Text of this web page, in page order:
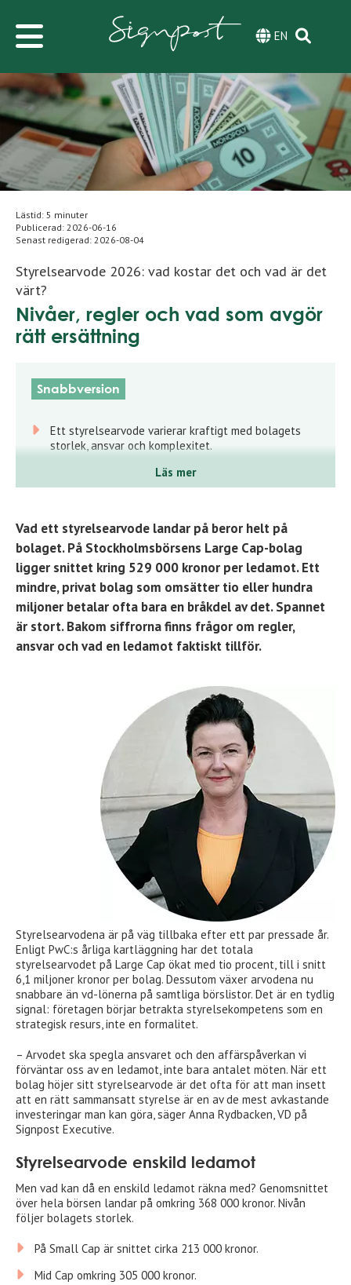
EN
Lästid: 5 minuter
Publicerad: 2026-06-16
Senast redigerad: 2026-08-04
Styrelsearvode 2026: vad kostar det och vad är det
värt?
Nivåer, regler och vad som avgör
rätt ersättning
Snabbversion
Ett styrelsearvode varierar kraftigt med bolagets
storlek, ansvar och komplexitet.
Sätter du nivån fel riskerar du antingen att tappa
rätt kompetens eller att betala för en styrelse som
Koppla därför ersättningen till det ansvar och den
effekt du faktiskt förväntar dig och rekrytera
Läs mer
Vad ett styrelsearvode landar på beror helt på
bolaget. På Stockholmsbörsens Large Cap-bolag
ligger snittet kring 529 000 kronor per ledamot. Ett
mindre, privat bolag som omsätter tio eller hundra
miljoner betalar ofta bara en bråkdel av det. Spannet
är stort. Bakom siffrorna finns frågor om regler,
ansvar och vad en ledamot faktiskt tillför.
Styrelsearvodena är på väg tillbaka efter ett par pressade år.
Enligt PwC:s årliga kartläggning har det totala
styrelsearvodet på Large Cap ökat med tio procent, till i snitt
6,1 miljoner kronor per bolag. Dessutom växer arvodena nu
snabbare än vd-lönerna på samtliga börslistor. Det är en tydlig
signal: företagen börjar betrakta styrelsekompetens som en
strategisk resurs, inte en formalitet.
– Arvodet ska spegla ansvaret och den affärspåverkan vi
förväntar oss av en ledamot, inte bara antalet möten. När ett
bolag höjer sitt styrelsearvode är det ofta för att man insett
att en rätt sammansatt styrelse är en av de mest avkastande
investeringar man kan göra, säger Anna Rydbacken, VD på
Signpost Executive.
Styrelsearvode enskild ledamot
Men vad kan då en enskild ledamot räkna med? Genomsnittet
över hela börsen landar på omkring 368 000 kronor. Nivån
följer bolagets storlek.
På Small Cap är snittet cirka 213 000 kronor.
Mid Cap omkring 305 000 kronor.